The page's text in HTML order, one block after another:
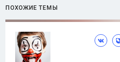
ПОХОЖИЕ ТЕМЫ